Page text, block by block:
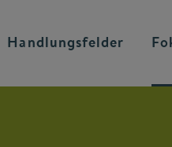
Handlungsfelder